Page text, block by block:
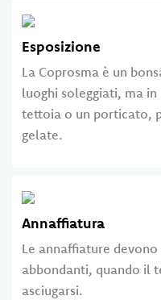
Esposizione
La Coprosma è un
luoghi soleggiati, ma
tettoia o un porticato,
gelate.
Annaffiatura
Le annaffiature
abbondanti, quando il
asciugarsi.